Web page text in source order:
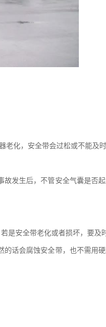
老化，安全带会过松或不能及
发生后，不管安全气囊是否
是安全带老化或者损坏，要及
话会腐蚀安全带，也不需用